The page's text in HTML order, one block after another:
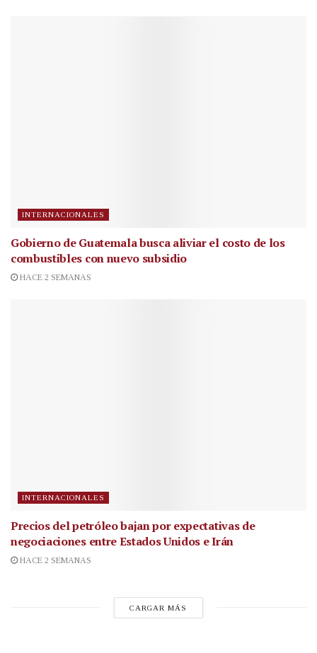
INTERNACIONALES
Gobierno de Guatemala busca aliviar el costo de los
combustibles con nuevo subsidio
HACE 2 SEMANAS
INTERNACIONALES
Precios del petróleo bajan por expectativas de
negociaciones entre Estados Unidos e Irán
HACE 2 SEMANAS
CARGAR MÁS